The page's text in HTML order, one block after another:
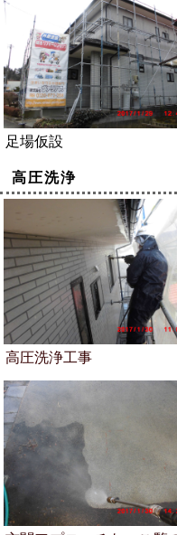
足場仮設
高圧洗浄
高圧洗浄工事